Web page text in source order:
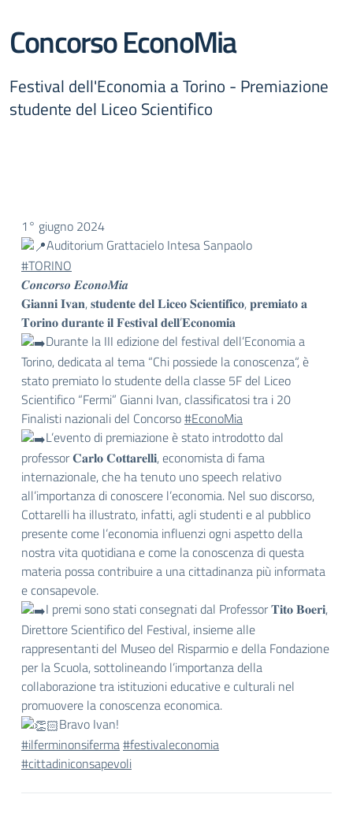
Concorso EconoMia
Festival dell'Economia a Torino - Premiazione
studente del Liceo Scientifico
1° giugno 2024
Auditorium Grattacielo Intesa Sanpaolo
#TORINO
𝑪𝒐𝒏𝒄𝒐𝒓𝒔𝒐 𝑬𝒄𝒐𝒏𝒐𝑴𝒊𝒂
𝐆𝐢𝐚𝐧𝐧𝐢 𝐈𝐯𝐚𝐧, 𝐬𝐭𝐮𝐝𝐞𝐧𝐭𝐞 𝐝𝐞𝐥 𝐋𝐢𝐜𝐞𝐨 𝐒𝐜𝐢𝐞𝐧𝐭𝐢𝐟𝐢𝐜𝐨, 𝐩𝐫𝐞𝐦𝐢𝐚𝐭𝐨 𝐚
𝐓𝐨𝐫𝐢𝐧𝐨 𝐝𝐮𝐫𝐚𝐧𝐭𝐞 𝐢𝐥 𝐅𝐞𝐬𝐭𝐢𝐯𝐚𝐥 𝐝𝐞𝐥𝐥’𝐄𝐜𝐨𝐧𝐨𝐦𝐢𝐚
Durante la III edizione del festival dell’Economia a
Torino, dedicata al tema “Chi possiede la conoscenza“, è
stato premiato lo studente della classe 5F del Liceo
Scientifico “Fermi” Gianni Ivan, classificatosi tra i 20
Finalisti nazionali del Concorso#EconoMia
L’evento di premiazione è stato introdotto dal
professor 𝐂𝐚𝐫𝐥𝐨 𝐂𝐨𝐭𝐭𝐚𝐫𝐞𝐥𝐥𝐢, economista di fama
internazionale, che ha tenuto uno speech relativo
all’importanza di conoscere l’economia. Nel suo discorso,
Cottarelli ha illustrato, infatti, agli studenti e al pubblico
presente come l’economia influenzi ogni aspetto della
nostra vita quotidiana e come la conoscenza di questa
materia possa contribuire a una cittadinanza più informata
e consapevole.
I premi sono stati consegnati dal Professor 𝐓𝐢𝐭𝐨 𝐁𝐨𝐞𝐫𝐢,
Direttore Scientifico del Festival, insieme alle
rappresentanti del Museo del Risparmio e della Fondazione
per la Scuola, sottolineando l’importanza della
collaborazione tra istituzioni educative e culturali nel
promuovere la conoscenza economica.
Bravo Ivan!
#ilferminonsiferma#festivaleconomia
#cittadiniconsapevoli